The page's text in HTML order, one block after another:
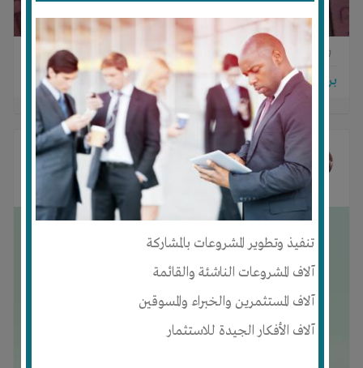
تنفيذ وتطوير المشروعات بالمشاركة
آلاف المشروعات الناشئة والقائمة
آلاف المستثمرين والخبراء والمسوقين
آلاف الأفكار الجيدة للاستثمار
0
برجاء تسجيل الدخول للتواصل!
حنين أحمد غيرت صورتها الشخصية
منذ سنة